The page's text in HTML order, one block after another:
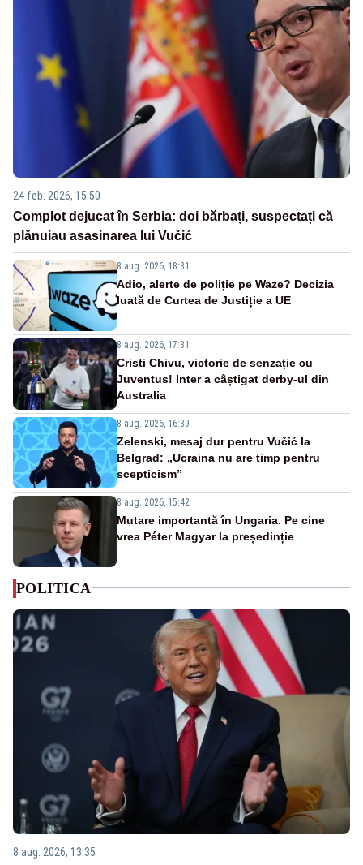
24 feb. 2026, 15:50
Complot dejucat în Serbia: doi bărbați, suspectați că
plănuiau asasinarea lui Vučić
8 aug. 2026, 18:31
Adio, alerte de poliție pe Waze? Decizia
luată de Curtea de Justiție a UE
8 aug. 2026, 17:31
Cristi Chivu, victorie de senzație cu
Juventus! Inter a câștigat derby-ul din
Australia
8 aug. 2026, 16:39
Zelenski, mesaj dur pentru Vučić la
Belgrad: „Ucraina nu are timp pentru
scepticism”
8 aug. 2026, 15:42
Mutare importantă în Ungaria. Pe cine
vrea Péter Magyar la președinție
POLITICA
8 aug. 2026, 13:35